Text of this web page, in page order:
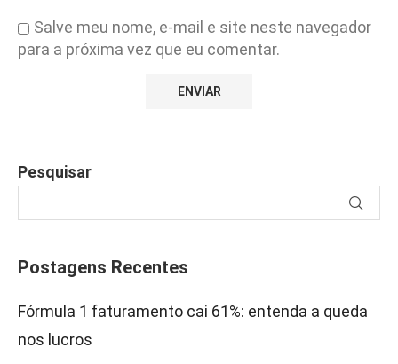
Salve meu nome, e-mail e site neste navegador
para a próxima vez que eu comentar.
Pesquisar
Postagens Recentes
Fórmula 1 faturamento cai 61%: entenda a queda
nos lucros